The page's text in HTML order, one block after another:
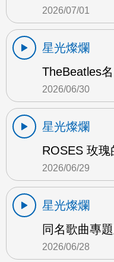
2026/07/01
星光燦爛
TheBeatles
2026/06/30
星光燦爛
ROSES 玫瑰
2026/06/29
星光燦爛
同名歌曲專
2026/06/28